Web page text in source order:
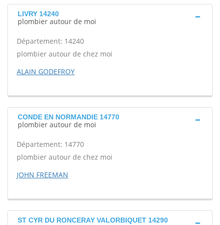
LIVRY 14240
plombier autour de moi
Département: 14240
plombier autour de chez moi
ALAIN GODEFROY
CONDE EN NORMANDIE 14770
plombier autour de moi
Département: 14770
plombier autour de chez moi
JOHN FREEMAN
ST CYR DU RONCERAY VALORBIQUET 14290